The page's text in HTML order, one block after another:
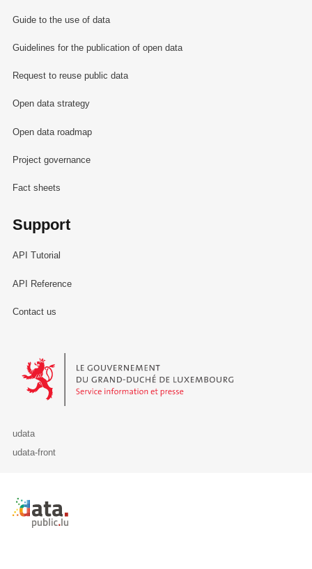
Guide to the use of data
Guidelines for the publication of open data
Request to reuse public data
Open data strategy
Open data roadmap
Project governance
Fact sheets
Support
API Tutorial
API Reference
Contact us
Le Gouvernement du Grand-Duché de Luxembourg - Service
udata
udata-front
Retour à l'accueil de data.public.lu